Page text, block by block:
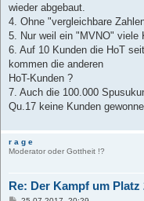
wieder abgebaut.
4. Ohne "vergleichbare
5. Nur weil ein "MVNO" viele
6. Auf 10 Kunden die HoT
kommen die anderen
HoT-Kunden ?
7. Auch die 100.000
Qu.17 keine Kunden
r a g e
Moderator oder Gottheit !?
Re: Der Kampf um Platz